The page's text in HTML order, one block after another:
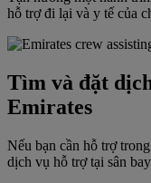
hỗ trợ đi lại và y tế của
Tìm và đặt
Emirates
Nếu bạn cần hỗ trợ
dịch vụ hỗ trợ tại sân